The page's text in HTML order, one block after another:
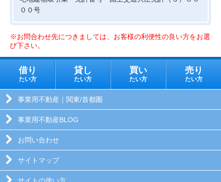
００号
※お問合わせ先につきましては、お客様の利便性の良い方をお選
び下さい。
借り
たい方
貸し
たい方
買い
たい方
売り
たい方
事業用不動産｜関東/首都圏
事業用不動産BLOG
お問い合わせ
サイトマップ